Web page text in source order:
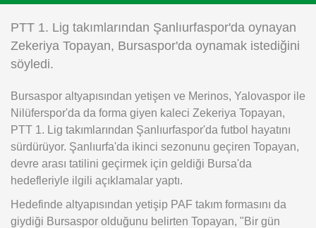
Instagram
iOS
PTT 1. Lig takımlarından Şanlıurfaspor'da oynayan
Zekeriya Topayan, Bursaspor'da oynamak istediğini
söyledi.
Bursaspor altyapısından yetişen ve Merinos, Yalovaspor ile
Nilüferspor'da da forma giyen kaleci Zekeriya Topayan,
PTT 1. Lig takımlarından Şanlıurfaspor'da futbol hayatını
sürdürüyor. Şanlıurfa'da ikinci sezonunu geçiren Topayan,
devre arası tatilini geçirmek için geldiği Bursa'da
hedefleriyle ilgili açıklamalar yaptı.
Hedefinde altyapısından yetişip PAF takım formasını da
giydiği Bursaspor olduğunu belirten Topayan, "Bir gün